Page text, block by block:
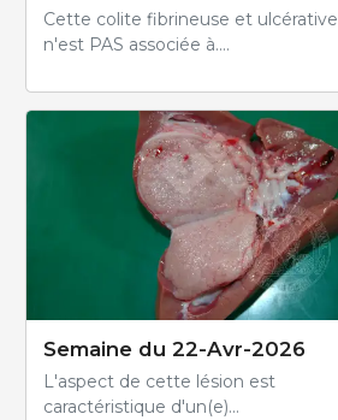
Cette colite fibrineuse et ulcérative
n'est PAS associée à....
Semaine du 22-Avr-2026
L'aspect de cette lésion est
caractéristique d'un(e)...